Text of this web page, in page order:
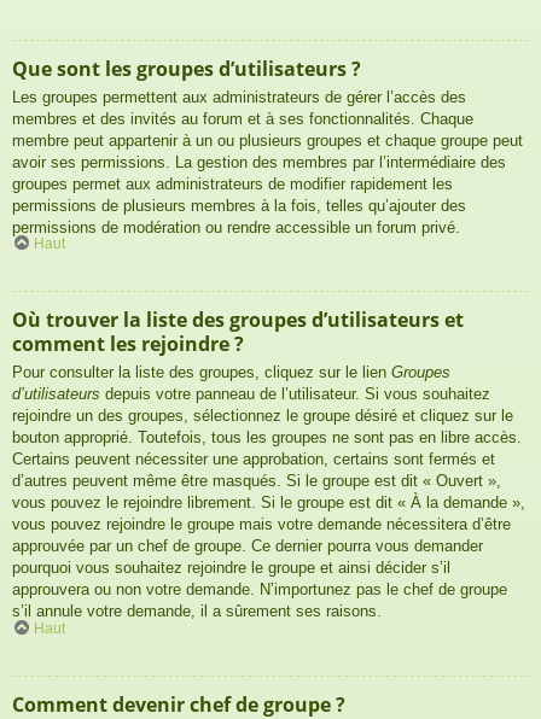
Que sont les groupes d’utilisateurs ?
Les groupes permettent aux administrateurs de gérer l’accès des
membres et des invités au forum et à ses fonctionnalités. Chaque
membre peut appartenir à un ou plusieurs groupes et chaque groupe peut
avoir ses permissions. La gestion des membres par l’intermédiaire des
groupes permet aux administrateurs de modifier rapidement les
permissions de plusieurs membres à la fois, telles qu’ajouter des
permissions de modération ou rendre accessible un forum privé.
Haut
Où trouver la liste des groupes d’utilisateurs et
comment les rejoindre ?
Pour consulter la liste des groupes, cliquez sur le lien Groupes
d’utilisateurs depuis votre panneau de l’utilisateur. Si vous souhaitez
rejoindre un des groupes, sélectionnez le groupe désiré et cliquez sur le
bouton approprié. Toutefois, tous les groupes ne sont pas en libre accès.
Certains peuvent nécessiter une approbation, certains sont fermés et
d’autres peuvent même être masqués. Si le groupe est dit « Ouvert »,
vous pouvez le rejoindre librement. Si le groupe est dit « À la demande »,
vous pouvez rejoindre le groupe mais votre demande nécessitera d’être
approuvée par un chef de groupe. Ce dernier pourra vous demander
pourquoi vous souhaitez rejoindre le groupe et ainsi décider s’il
approuvera ou non votre demande. N’importunez pas le chef de groupe
s’il annule votre demande, il a sûrement ses raisons.
Haut
Comment devenir chef de groupe ?